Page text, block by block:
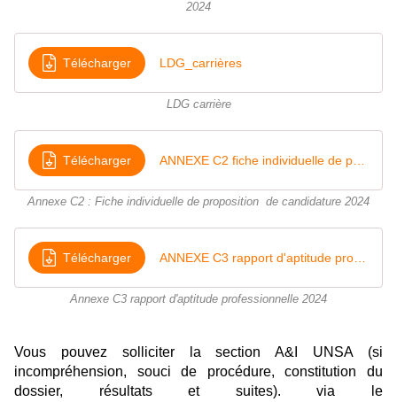
2024
Télécharger LDG_carrières
LDG carrière
Télécharger
Annexe C2 : Fiche individuelle de proposition de candidature 2024
Télécharger
Annexe C3 rapport d'aptitude professionnelle 2024
Vous pouvez solliciter la section A&I UNSA (si
incompréhension, souci de procédure, constitution du
dossier, résultats et suites). via le